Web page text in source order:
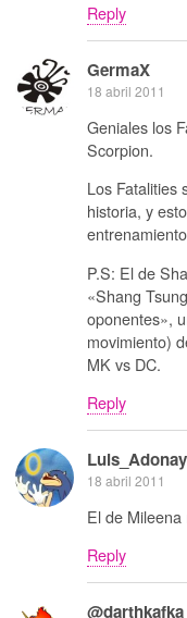
Reply
GermaX
18 abril 2011
Geniales los
Scorpion.
Los Fatalities
historia, y
P.S: El de
«Shang
oponentes»,
movimiento)
MK vs DC.
Reply
Luis_Adonay
18 abril 2011
El de
Reply
@darthkafka